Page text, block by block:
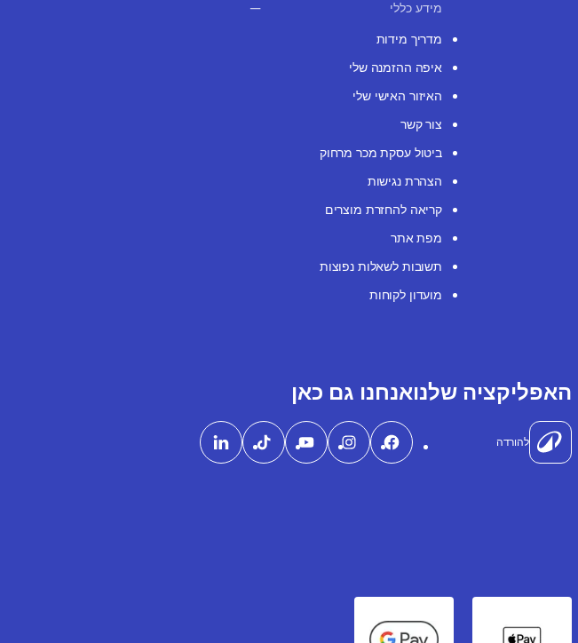
מידע כללי
מדריך מידות
איפה ההזמנה שלי
האיזור האישי שלי
צור קשר
ביטול עסקת מכר מרחוק
הצהרת נגישות
קריאה להחזרת מוצרים
מפת אתר
תשובות לשאלות נפוצות
מועדון לקוחות
האפליקציה שלנו
להורדה
אנחנו גם כאן